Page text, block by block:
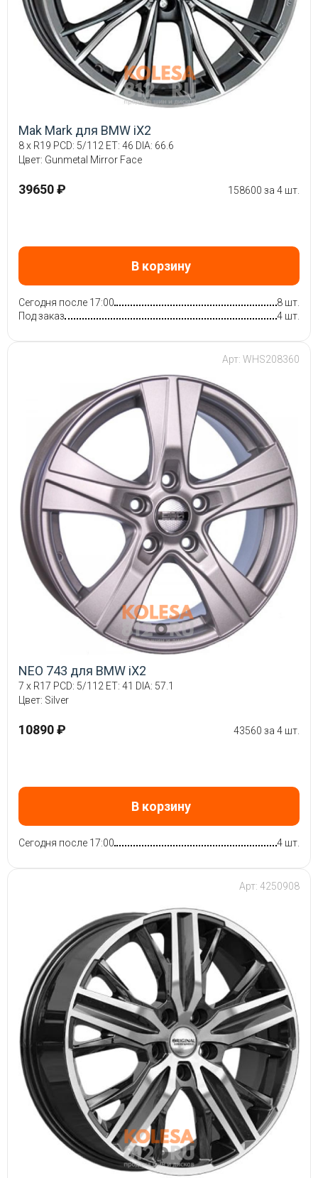
Mak Mark для BMW iX2
8 x R19 PCD: 5/112 ET: 46 DIA: 66.6
Цвет: Gunmetal Mirror Face
39650 ₽ 158600 за 4 шт.
В корзину
Сегодня после 17:00
8 шт.
Под заказ
4 шт.
Арт: WHS208360
NEO 743 для BMW iX2
7 x R17 PCD: 5/112 ET: 41 DIA: 57.1
Цвет: Silver
10890 ₽ 43560 за 4 шт.
В корзину
Сегодня после 17:00 4 шт.
Арт: 4250908